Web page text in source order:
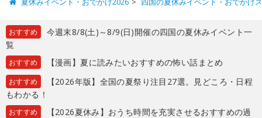
おすすめ
今週末8/8(土)～8/9(日)開催の四国の夏休みイベント一
覧
おすすめ 【漫画】夏に読みたいおすすめの怖い話まとめ
おすすめ
【2026年版】全国の夏祭り注目27選。見どころ・日程
もわかる！
おすすめ
【2026夏休み】おうち時間を充実させるおすすめの過